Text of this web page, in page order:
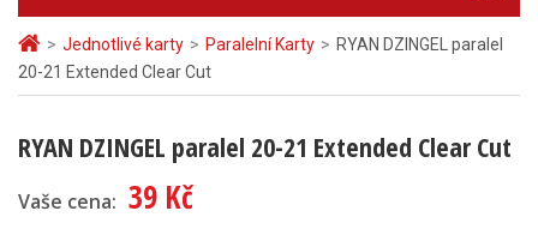
> Jednotlivé karty > Paralelní Karty > RYAN DZINGEL paralel
20-21 Extended Clear Cut
RYAN DZINGEL paralel 20-21 Extended Clear Cut
Vaše cena: 39 Kč